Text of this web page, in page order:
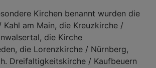
Kirchen benannt wurden die
Kahl am Main, die Kreuzkirche /
die Kirche
die Lorenzkirche / Nürnberg,
Dreifaltigkeitskirche / Kaufbeuern